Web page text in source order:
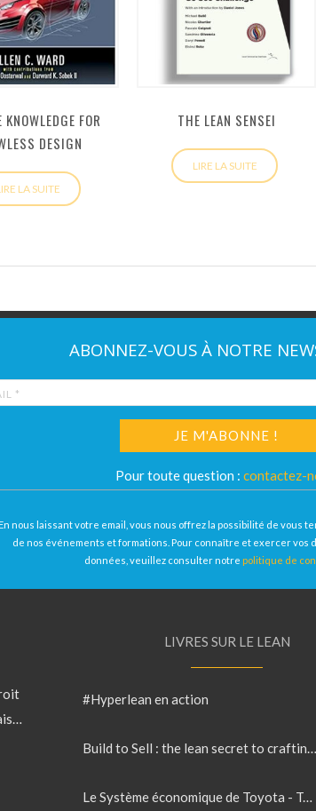
FOR
DESIGN
LA SUITE
THE LEAN SENSEI
LIRE LA SUITE
ABONNEZ-VOUS À NOTRE
Pour toute question : contactez-
nous laissant votre email, vous nous offrez la possibilité de vous
de nos événements et formations. Pour connaître et exercer vos
données, veuillez consulter notre politique de
LIVRES SUR LE LEAN
#Hyperlean en action
Build to Sell : the lean secret to crafting irresistible products
Le Système économique de Toyota - Tome 3 - Eléments managériaux